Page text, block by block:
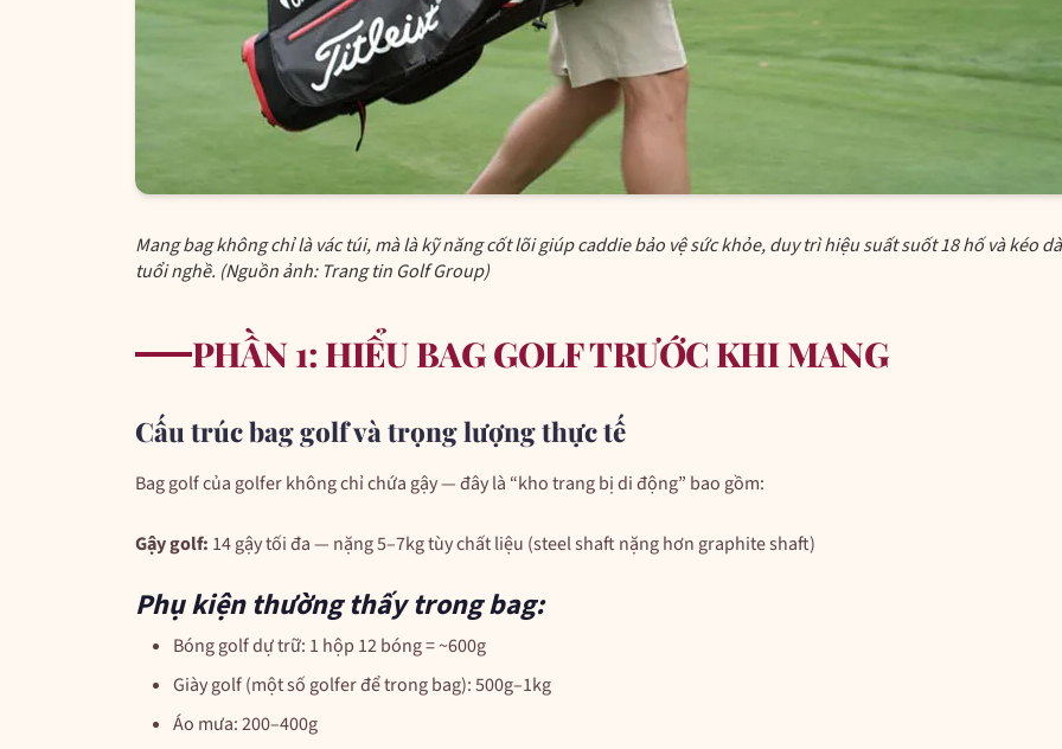
Mang bag không chỉ là vác túi, mà là kỹ năng cốt lõi giúp caddie bảo vệ sức khỏe, duy trì hiệu suất suốt 18 hố và kéo
tuổi nghề. (Nguồn ảnh: Trang tin Golf Group)
PHẦN 1: HIỂU BAG GOLF TRƯỚC KHI MANG
Cấu trúc bag golf và trọng lượng thực tế
Bag golf của golfer không chỉ chứa gậy — đây là “kho trang bị di động” bao gồm:
Gậy golf: 14 gậy tối đa — nặng 5–7kg tùy chất liệu (steel shaft nặng hơn graphite shaft)
Phụ kiện thường thấy trong bag:
Bóng golf dự trữ: 1 hộp 12 bóng = ~600g
Giày golf (một số golfer để trong bag): 500g–1kg
Áo mưa: 200–400g